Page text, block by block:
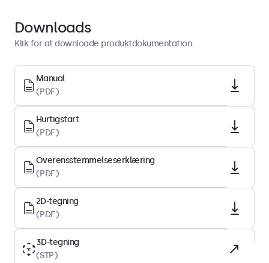
Display-arkitektur
Højde-breddeforhold
16:9 (4:3 justerbar)
Native opløsning
1920 x 1080
Pixel pr. tomme
146 PPI
Diagonal størrelse
15.6 tommer (395 mm)
Paneltype
IPS-LCD
Baggrundsbelysning
Downloads
Klik for at downloade produktdokumentation.
Manual
(PDF)
Hurtigstart
(PDF)
Overensstemmelseserklæring
(PDF)
2D-tegning
(PDF)
3D-tegning
(STP)